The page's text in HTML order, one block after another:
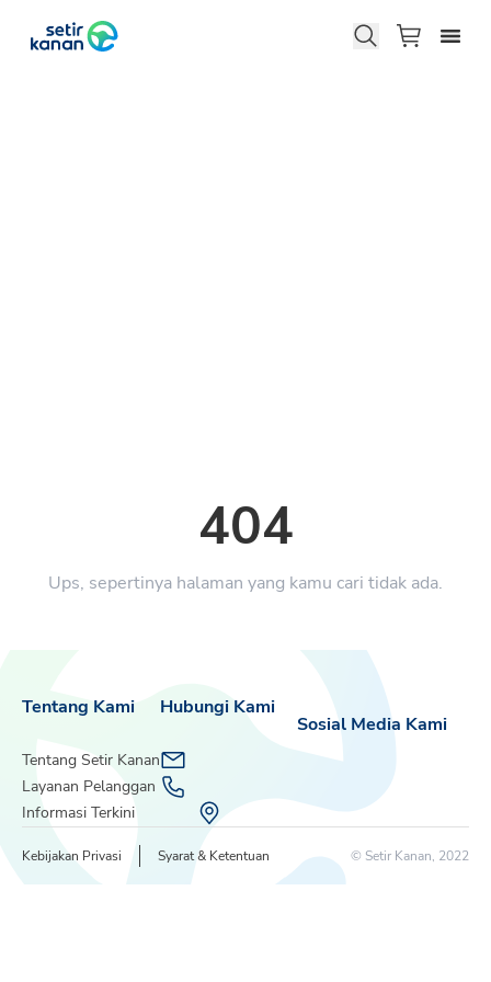
404
Ups, sepertinya halaman yang kamu cari tidak ada.
Tentang Kami
Tentang Setir Kanan
Layanan Pelanggan
Informasi Terkini
Sosial Media Kami
Hubungi Kami
Kebijakan Privasi Syarat & Ketentuan © Setir Kanan, 2022